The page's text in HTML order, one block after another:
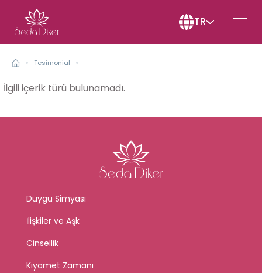
TR
Tesimonial
İlgili içerik türü bulunamadı.
Duygu Simyası
İlişkiler ve Aşk
Cinsellik
Kıyamet Zamanı